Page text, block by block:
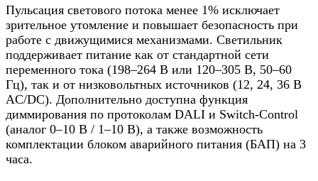
Пульсация светового потока менее 1% исключает
зрительное утомление и повышает безопасность при
работе с движущимися механизмами. Светильник
поддерживает питание как от стандартной сети
переменного тока (198–264 В или 120–305 В, 50–60
Гц), так и от низковольтных источников (12, 24, 36 В
AC/DC). Дополнительно доступна функция
диммирования по протоколам DALI и Switch-Control
(аналог 0–10 В / 1–10 В), а также возможность
комплектации блоком аварийного питания (БАП) на 3
часа.